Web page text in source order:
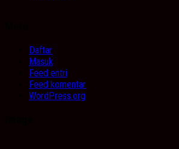
Daftar
Masuk
Feed entri
Feed komentar
WordPress.org